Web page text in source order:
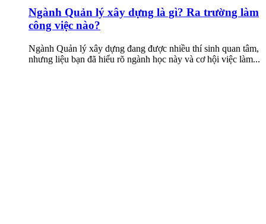
Ngành Quản lý xây dựng là gì? Ra trường làm
công việc nào?
Ngành Quản lý xây dựng đang được nhiều thí sinh quan tâm,
nhưng liệu bạn đã hiểu rõ ngành học này và cơ hội việc làm...